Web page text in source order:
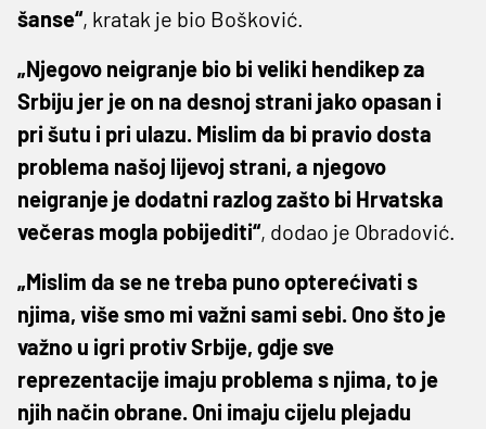
šanse“, kratak je bio Bošković.
„Njegovo neigranje bio bi veliki hendikep za
Srbiju jer je on na desnoj strani jako opasan i
pri šutu i pri ulazu. Mislim da bi pravio dosta
problema našoj lijevoj strani, a njegovo
neigranje je dodatni razlog zašto bi Hrvatska
večeras mogla pobijediti“, dodao je Obradović.
„Mislim da se ne treba puno opterećivati s
njima, više smo mi važni sami sebi. Ono što je
važno u igri protiv Srbije, gdje sve
reprezentacije imaju problema s njima, to je
njih način obrane. Oni imaju cijelu plejadu